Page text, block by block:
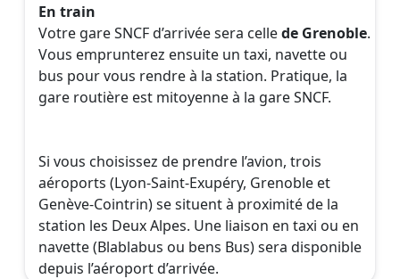
En train
Votre gare SNCF d’arrivée sera cellede Grenoble.
Vous emprunterez ensuite un taxi, navette ou
bus pour vous rendre à la station. Pratique, la
gare routière est mitoyenne à la gare SNCF.
Si vous choisissez de prendre l’avion, trois
aéroports (Lyon-Saint-Exupéry, Grenoble et
Genève-Cointrin) se situent à proximité de la
station les Deux Alpes. Une liaison en taxi ou en
navette (Blablabus ou bens Bus) sera disponible
depuis l’aéroport d’arrivée.